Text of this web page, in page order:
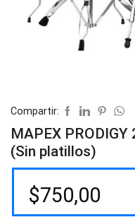
Compartir:
MAPEX
(Sin platillos)
$750,00